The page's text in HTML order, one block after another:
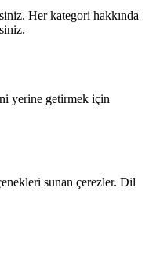
Her kategori hakkında
yerine getirmek için
sunan çerezler. Dil